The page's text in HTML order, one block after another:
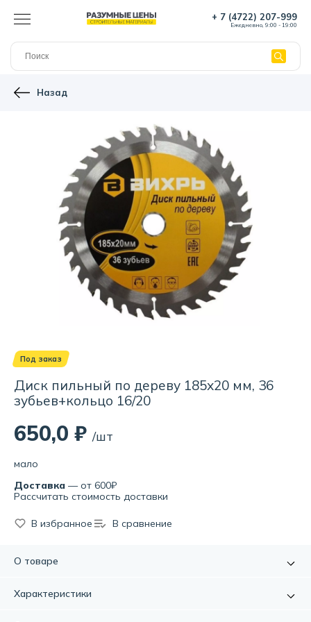
+ 7 (4722) 207-999
Ежедневно, 9:00 - 19:00
Назад
Под заказ
Диск пильный по дереву 185х20 мм, 36
зубьев+кольцо 16/20
650,0 ₽ /шт
мало
Доставка — от 600₽
Рассчитать стоимость доставки
В избранное В сравнение
О товаре
продольной и поперечной резки древесины, фанерных
Характеристики